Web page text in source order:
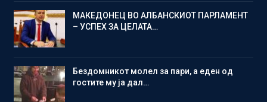
МАКЕДОНЕЦ ВО АЛБАНСКИОТ ПАРЛАМЕНТ
– УСПЕХ ЗА ЦЕЛАТА…
Бездомникот молел за пари, а еден од
гостите му ја дал…